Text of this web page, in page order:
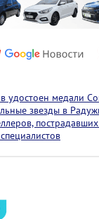
удостоен медали
звезды в